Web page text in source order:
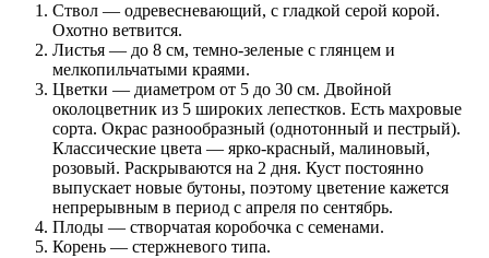
Ствол — одревесневающий, с гладкой серой корой.
Охотно ветвится.
Листья — до 8 см, темно-зеленые с глянцем и
мелкопильчатыми краями.
Цветки — диаметром от 5 до 30 см. Двойной
околоцветник из 5 широких лепестков. Есть махровые
сорта. Окрас разнообразный (однотонный и пестрый).
Классические цвета — ярко-красный, малиновый,
розовый. Раскрываются на 2 дня. Куст постоянно
выпускает новые бутоны, поэтому цветение кажется
непрерывным в период с апреля по сентябрь.
Плоды — створчатая коробочка с семенами.
Корень — стержневого типа.